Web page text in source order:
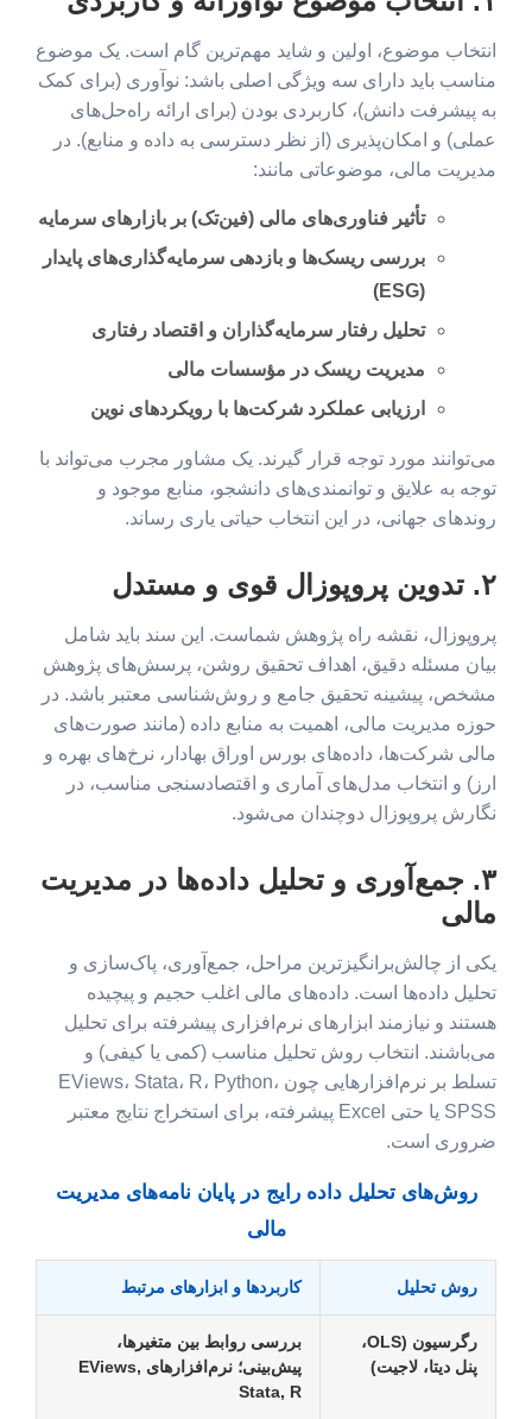
انتخاب موضوع، اولین و شاید مهم‌ترین گام است. یک موضوع
مناسب باید دارای سه ویژگی اصلی باشد: نوآوری (برای کمک
به پیشرفت دانش)، کاربردی بودن (برای ارائه راه‌حل‌های
عملی) و امکان‌پذیری (از نظر دسترسی به داده و منابع). در
مدیریت مالی، موضوعاتی مانند:
تأثیر فناوری‌های مالی (فین‌تک) بر بازارهای سرمایه
بررسی ریسک‌ها و بازدهی سرمایه‌گذاری‌های پایدار
(ESG)
تحلیل رفتار سرمایه‌گذاران و اقتصاد رفتاری
مدیریت ریسک در مؤسسات مالی
ارزیابی عملکرد شرکت‌ها با رویکردهای نوین
می‌توانند مورد توجه قرار گیرند. یک مشاور مجرب می‌تواند با
توجه به علایق و توانمندی‌های دانشجو، منابع موجود و
روندهای جهانی، در این انتخاب حیاتی یاری رساند.
۲. تدوین پروپوزال قوی و مستدل
پروپوزال، نقشه راه پژوهش شماست. این سند باید شامل
بیان مسئله دقیق، اهداف تحقیق روشن، پرسش‌های پژوهش
مشخص، پیشینه تحقیق جامع و روش‌شناسی معتبر باشد. در
حوزه مدیریت مالی، اهمیت به منابع داده (مانند صورت‌های
مالی شرکت‌ها، داده‌های بورس اوراق بهادار، نرخ‌های بهره و
ارز) و انتخاب مدل‌های آماری و اقتصادسنجی مناسب، در
نگارش پروپوزال دوچندان می‌شود.
۳. جمع‌آوری و تحلیل داده‌ها در مدیریت
مالی
یکی از چالش‌برانگیزترین مراحل، جمع‌آوری، پاک‌سازی و
تحلیل داده‌ها است. داده‌های مالی اغلب حجیم و پیچیده
هستند و نیازمند ابزارهای نرم‌افزاری پیشرفته برای تحلیل
می‌باشند. انتخاب روش تحلیل مناسب (کمی یا کیفی) و
تسلط بر نرم‌افزارهایی چون EViews، Stata، R، Python،
SPSS یا حتی Excel پیشرفته، برای استخراج نتایج معتبر
ضروری است.
روش‌های تحلیل داده رایج در پایان نامه‌های مدیریت
مالی
روش تحلیل کاربردها و ابزارهای مرتبط
رگرسیون (OLS،
پنل دیتا، لاجیت)
بررسی روابط بین متغیرها،
پیش‌بینی؛ نرم‌افزارهای EViews,
Stata, R